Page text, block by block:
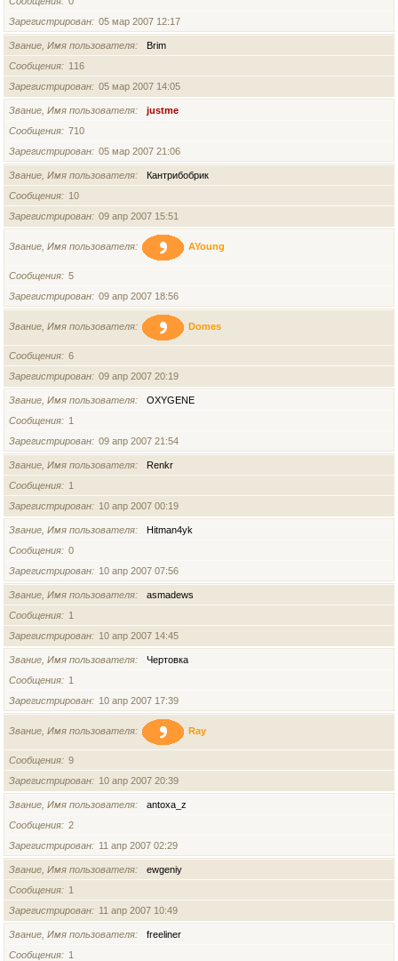
Зарегистрирован
05 мар 2007 12:17
Звание, Имя пользователя
Brim
Сообщения
116
Зарегистрирован
05 мар 2007 14:05
Звание, Имя пользователя
justme
Сообщения
710
Зарегистрирован
05 мар 2007 21:06
Звание, Имя пользователя
Кантрибобрик
Сообщения
10
Зарегистрирован
09 апр 2007 15:51
Звание, Имя пользователя AYoung
Сообщения
5
Зарегистрирован
09 апр 2007 18:56
Звание, Имя пользователя Domes
Сообщения
6
Зарегистрирован
09 апр 2007 20:19
Звание, Имя пользователя
OXYGENE
Сообщения
1
Зарегистрирован
09 апр 2007 21:54
Звание, Имя пользователя
Renkr
Сообщения
1
Зарегистрирован
10 апр 2007 00:19
Звание, Имя пользователя
Hitman4yk
Сообщения
0
Зарегистрирован
10 апр 2007 07:56
Звание, Имя пользователя
asmadews
Сообщения
1
Зарегистрирован
10 апр 2007 14:45
Звание, Имя пользователя
Чертовка
Сообщения
1
Зарегистрирован
10 апр 2007 17:39
Звание, Имя пользователя Ray
Сообщения
9
Зарегистрирован
10 апр 2007 20:39
Звание, Имя пользователя
antoxa_z
Сообщения
2
Зарегистрирован
11 апр 2007 02:29
Звание, Имя пользователя
ewgeniy
Сообщения
1
Зарегистрирован
11 апр 2007 10:49
Звание, Имя пользователя
freeliner
Сообщения
1